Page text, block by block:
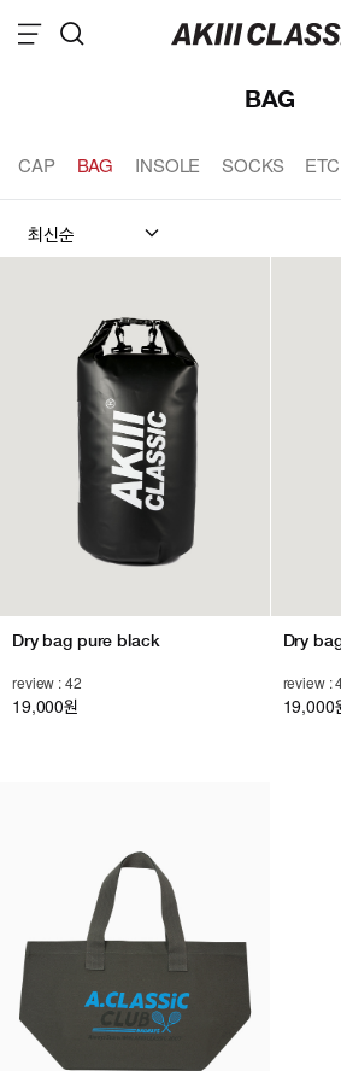
BAG
CAP BAG INSOLE SOCKS ETC
Dry bag pure black
review : 42
19,000원
Dry
review :
19,000